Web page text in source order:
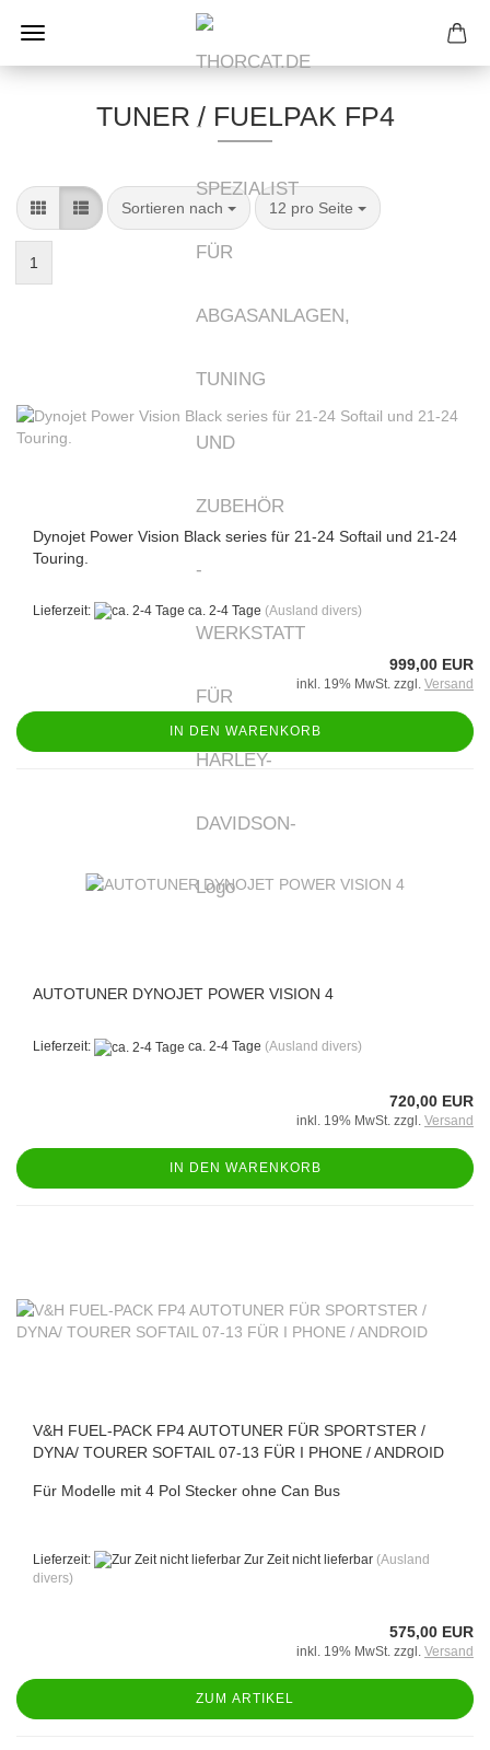
TUNER / FUELPAK FP4
Sortieren nach
Sortieren nach 12 pro Seite
pro Seite
1
Dynojet Power Vision Black series für 21-24 Softail und 21-24
Touring.
Lieferzeit: ca. 2-4 Tage (Ausland divers)
999,00 EUR
inkl. 19% MwSt. zzgl. Versand
IN DEN WARENKORB
AUTOTUNER DYNOJET POWER VISION 4
Lieferzeit: ca. 2-4 Tage (Ausland divers)
720,00 EUR
inkl. 19% MwSt. zzgl. Versand
IN DEN WARENKORB
V&H FUEL-PACK FP4 AUTOTUNER FÜR SPORTSTER /
DYNA/ TOURER SOFTAIL 07-13 FÜR I PHONE / ANDROID
Für Modelle mit 4 Pol Stecker ohne Can Bus
Lieferzeit: Zur Zeit nicht lieferbar (Ausland
divers)
575,00 EUR
inkl. 19% MwSt. zzgl. Versand
ZUM ARTIKEL